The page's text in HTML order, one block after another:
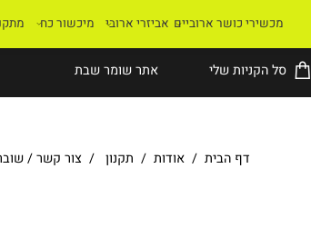
שלי אתר שומר שבת
דף הבית/אודות /תקנון /צור קשר/ שובר מתנה
כושר ארוביים אביזרי ארובי מיכשור כח מתקני חצר